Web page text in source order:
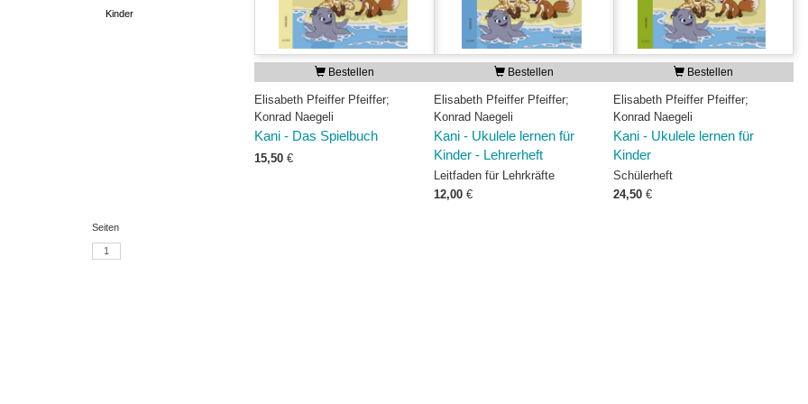
Kinder
Bestellen
Elisabeth Pfeiffer Pfeiffer;
Konrad Naegeli
Kani - Das Spielbuch
15,50 €
Bestellen
Elisabeth Pfeiffer Pfeiffer;
Konrad Naegeli
Kani - Ukulele lernen für
Kinder - Lehrerheft
Leitfaden für Lehrkräfte
12,00 €
Bestellen
Elisabeth Pfeiffer Pfeiffer;
Konrad Naegeli
Kani - Ukulele lernen für
Kinder
Schülerheft
24,50 €
Seiten
1